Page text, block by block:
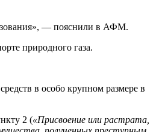
— пояснили в АФМ.
природного газа.
в особо крупном размере в
2 («Присвоение или растрата,